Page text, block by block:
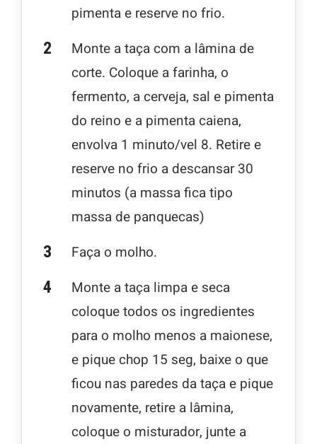
pimenta e reserve no frio.
Monte a taça com a lâmina de
corte. Coloque a farinha, o
fermento, a cerveja, sal e pimenta
do reino e a pimenta caiena,
envolva 1 minuto/vel 8. Retire e
reserve no frio a descansar 30
minutos (a massa fica tipo
massa de panquecas)
Faça o molho.
Monte a taça limpa e seca
coloque todos os ingredientes
para o molho menos a maionese,
e pique chop 15 seg, baixe o que
ficou nas paredes da taça e pique
novamente, retire a lâmina,
coloque o misturador, junte a